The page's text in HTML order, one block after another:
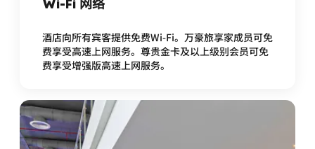
Wi-Fi 网络
酒店向所有宾客提供免费Wi-Fi。万豪旅享家成员可免
费享受高速上网服务。尊贵金卡及以上级别会员可免
费享受增强版高速上网服务。